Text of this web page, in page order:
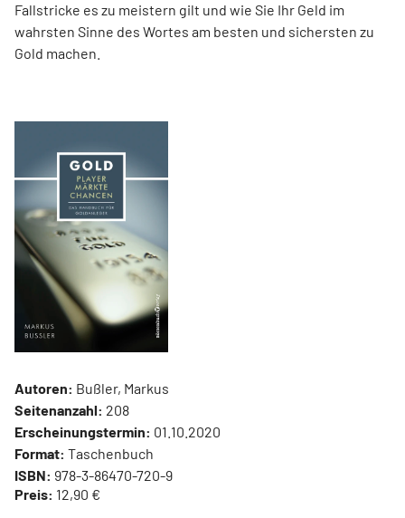
Fallstricke es zu ­meistern gilt und wie Sie Ihr Geld im
wahrsten Sinne des Wortes am besten und sichersten zu
Gold machen.
Autoren: Bußler, Markus
Seitenanzahl: 208
Erscheinungstermin: 01.10.2020
Format: Taschenbuch
ISBN: 978-3-86470-720-9
Preis: 12,90 €